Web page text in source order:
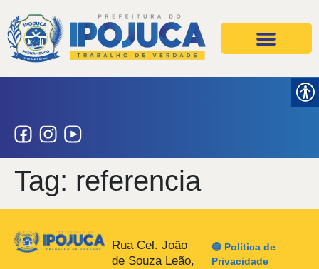
Tag: referencia
Rua Cel. João
de Souza Leão,
🔵 Política de
Privacidade